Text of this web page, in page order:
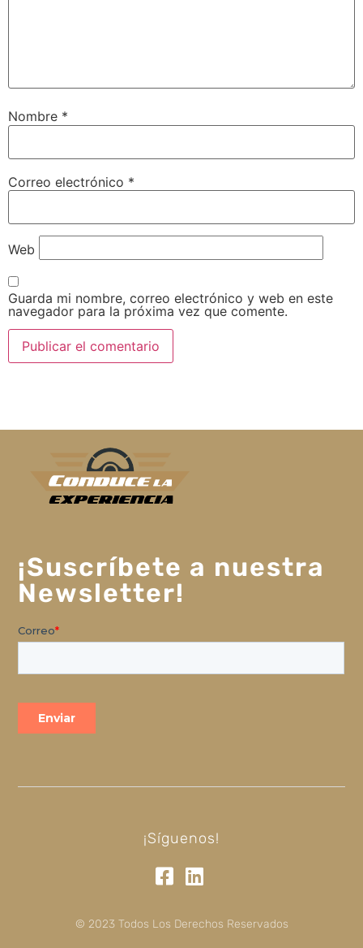
Nombre *
Correo electrónico *
Web
Guarda mi nombre, correo electrónico y web en este
navegador para la próxima vez que comente.
¡Suscríbete a nuestra
Newsletter!
¡Síguenos!
© 2023 Todos Los Derechos Reservados